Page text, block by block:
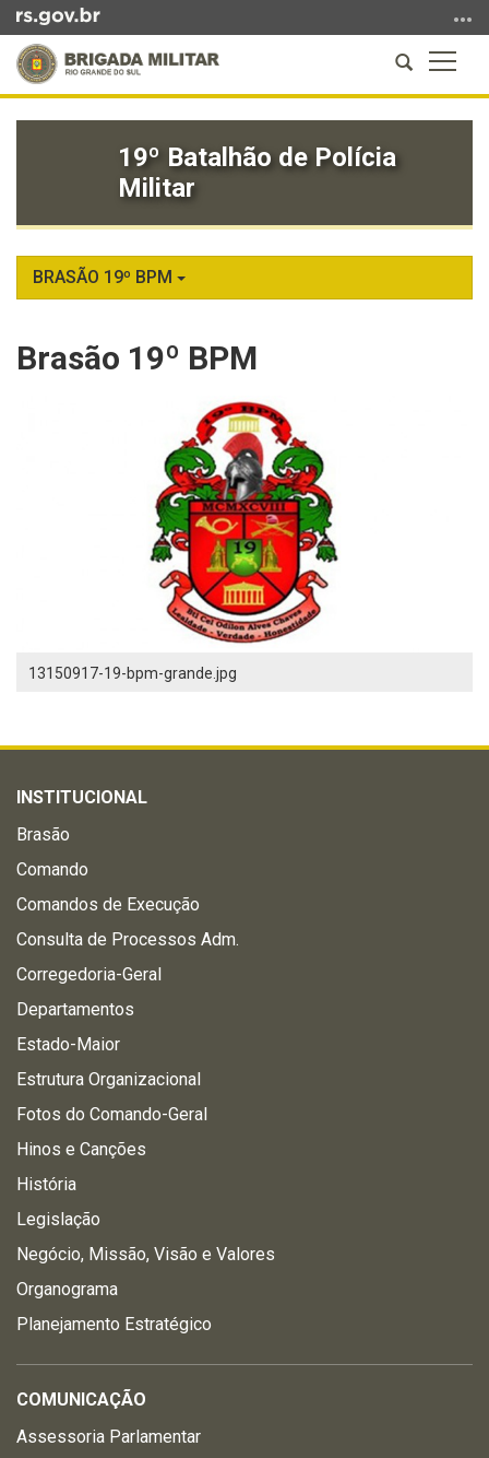
para
conteúdo
busca
a
Abrir
a
busca
19º Batalhão de Polícia
Militar
BRASÃO 19º BPM
Brasão 19º BPM
13150917-19-bpm-grande.jpg
INSTITUCIONAL
Brasão
Comando
Comandos de Execução
Consulta de Processos Adm.
Corregedoria-Geral
Departamentos
Estado-Maior
Estrutura Organizacional
Fotos do Comando-Geral
Hinos e Canções
História
Legislação
Negócio, Missão, Visão e Valores
Organograma
Planejamento Estratégico
COMUNICAÇÃO
Assessoria Parlamentar